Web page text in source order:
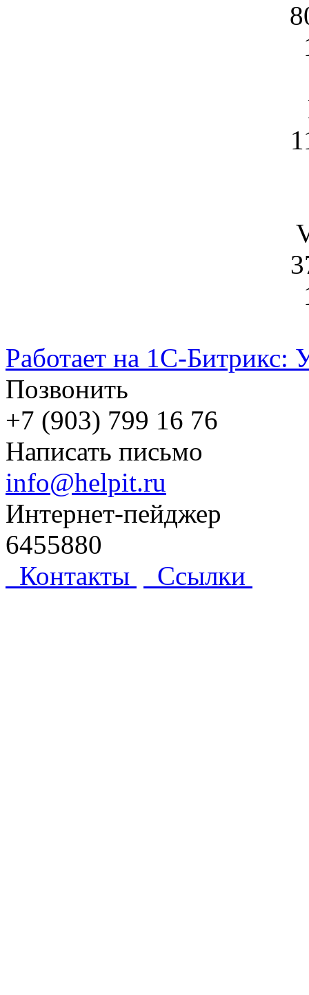
Работает на 1С-Битрикс:
Позвонить
+7 (903) 799 16 76
Написать письмо
info@helpit.ru
Интернет-пейджер
6455880
Контакты
Ссылки